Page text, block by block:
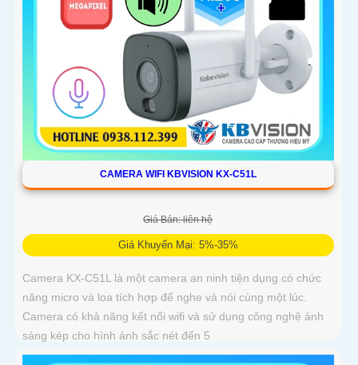
CAMERA WIFI KBVISION KX-C51L
Giá Bán: liên hệ
Giá Khuyến Mại: 5%-35%
Camera KX-C51L là một camera an ninh tiện dụng có chức
năng micro và loa tích hợp để nghe và nói cùng một lúc.
Camera có khả năng kết nối wifi và sử dụng công nghệ ánh
sáng kép cho hình ảnh sắc nét đến 5